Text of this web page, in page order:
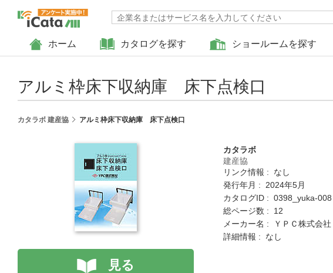
ホーム カタログを探す ショールームを探す
アルミ枠床下収納庫 床下点検口
カタラボ 建産協 アルミ枠床下収納庫 床下点検口
見る
カタラボ
建産協
リンク情報 : なし
発行年月 : 2024年5月
カタログID : 0398_yuka-008
総ページ数 : 12
メーカー名 : ＹＰＣ株式会社
詳細情報 : なし